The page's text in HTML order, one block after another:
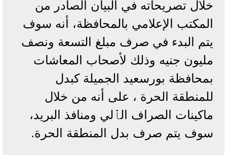
خلال تصريحاته في البيان الصادر من
المكتب الإعلامي بالمحافظة، أنه سوف
يتم البدء في صرف مبلغ التسعة ونصف
مليون جنيه وذلك لأصحاب المعاشات
بمحافظة بورسعيد الجميلة كبدل
للمنطقة الحرة ، على أنه من خلال
ماكينات الصراف الٱلي ومنافذ البريد،
سوف يتم صرف بدل المنطقة الحرة.